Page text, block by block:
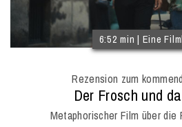
6:52 min | Eine
Rezension zum
:
Der Frosch und
Metaphorischer Film über die